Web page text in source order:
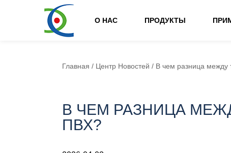
О НАС ПРОДУКТЫ
Главная / Центр Новостей / В чем разница между
В ЧЕМ РАЗНИЦА
ПВХ?